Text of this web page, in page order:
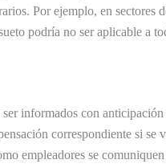
Por ejemplo, en sectores
podría no ser aplicable a
informados con
correspondiente si se
empleadores se